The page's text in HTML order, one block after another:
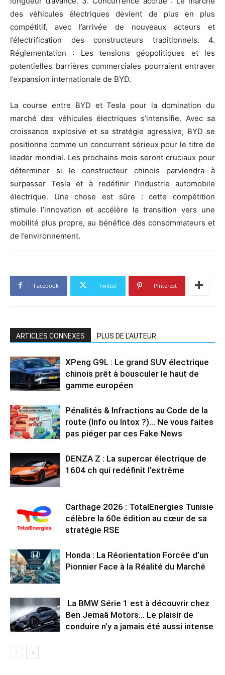
des véhicules électriques devient de plus en plus
compétitif, avec l’arrivée de nouveaux acteurs et
l’électrification des constructeurs traditionnels. 4.
Réglementation : Les tensions géopolitiques et les
potentielles barrières commerciales pourraient entraver
l’expansion internationale de BYD.
La course entre BYD et Tesla pour la domination du
marché des véhicules électriques s’intensifie. Avec sa
croissance explosive et sa stratégie agressive, BYD se
positionne comme un concurrent sérieux pour le titre de
leader mondial. Les prochains mois seront cruciaux pour
déterminer si le constructeur chinois parviendra à
surpasser Tesla et à redéfinir l’industrie automobile
électrique. Une chose est sûre : cette compétition
stimule l’innovation et accélère la transition vers une
mobilité plus propre, au bénéfice des consommateurs et
de l’environnement.
Facebook Twitter Pinterest
ARTICLES CONNEXES PLUS DE L'AUTEUR
XPeng G9L : Le grand SUV électrique
chinois prêt à bousculer le haut de
gamme européen
Pénalités & Infractions au Code de la
route (Info ou Intox ?)… Ne vous faites
pas piéger par ces Fake News
DENZA Z : La supercar électrique de
1604 ch qui redéfinit l’extrême
Carthage 2026 : TotalEnergies Tunisie
célèbre la 60e édition au cœur de sa
stratégie RSE
Honda : La Réorientation Forcée d’un
Pionnier Face à la Réalité du Marché
La BMW Série 1 est à découvrir chez
Ben Jemaâ Motors… Le plaisir de
conduire n’y a jamais été aussi intense